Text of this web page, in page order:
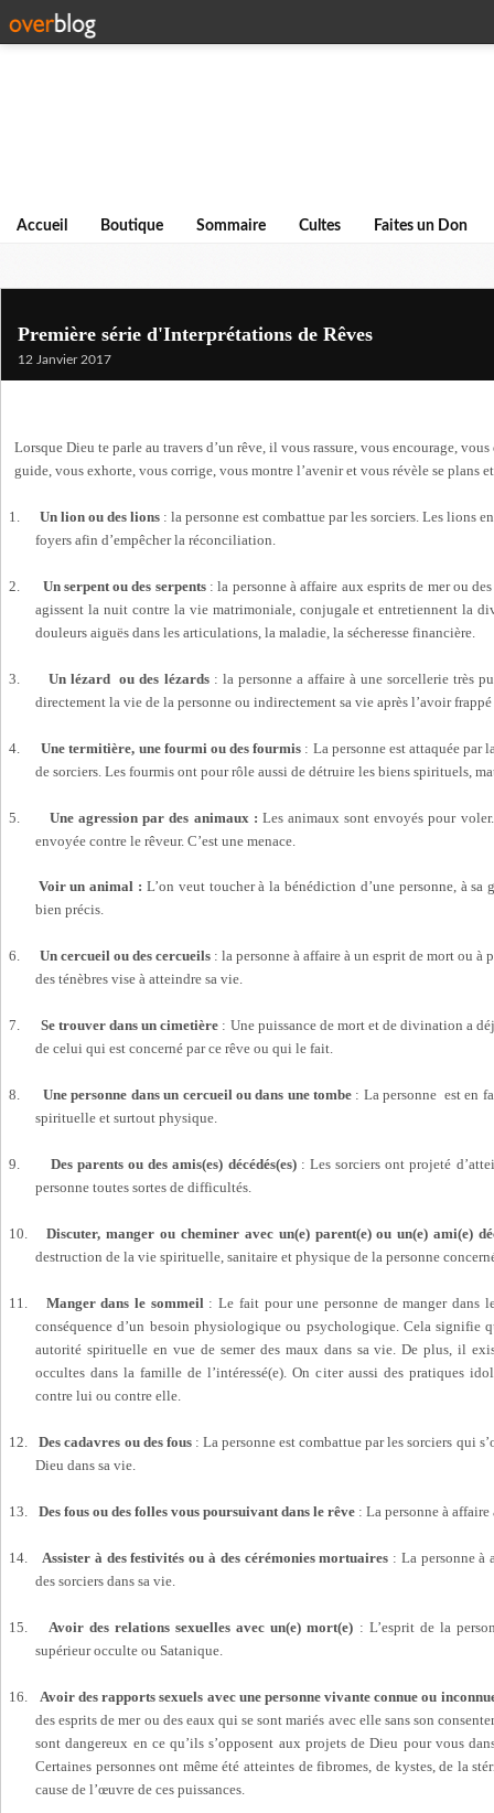
Accueil Boutique Sommaire Cultes Faites un Don
Première série d'Interprétations de Rêves
12 Janvier 2017
Lorsque Dieu te parle au travers d’un rêve, il vous rassure, vous encourage,
guide, vous exhorte, vous corrige, vous montre l’avenir et vous révèle se plans et
1. Un lion ou des lions : la personne est combattue par les sorciers. Les lions
foyers afin d’empêcher la réconciliation.
2. Un serpent ou des serpents: la personne à affaire aux esprits de mer ou
agissent la nuit contre la vie matrimoniale, conjugale et entretiennent la
douleurs aiguës dans les articulations, la maladie, la sécheresse financière.
3. Un lézard ou des lézards: la personne a affaire à une sorcellerie très
directement la vie de la personne ou indirectement sa vie après l’avoir
4. Une termitière, une fourmi ou des fourmis : La personne est attaquée par
de sorciers. Les fourmis ont pour rôle aussi de détruire les biens spirituels,
5. Une agression par des animaux : Les animaux sont envoyés pour
envoyée contre le rêveur. C’est une menace.
Voir un animal : L’on veut toucher à la bénédiction d’une personne, à
bien précis.
6. Un cercueil ou des cercueils : la personne à affaire à un esprit de mort ou à
des ténèbres vise à atteindre sa vie.
7. Se trouver dans un cimetière : Une puissance de mort et de divination a
de celui qui est concerné par ce rêve ou qui le fait.
8. Une personne dans un cercueil ou dans une tombe : La personne est en
spirituelle et surtout physique.
9. Des parents ou des amis(es) décédés(es): Les sorciers ont projeté
personne toutes sortes de difficultés.
10.
Discuter, manger ou cheminer avec un(e) parent(e) ou un(e) ami(e)
destruction de la vie spirituelle, sanitaire et physique de la personne
11. Manger dans le sommeil: Le fait pour une personne de manger dans
conséquence d’un besoin physiologique ou psychologique. Cela signifie
autorité spirituelle en vue de semer des maux dans sa vie. De plus, il
occultes dans la famille de l’intéressé(e). On citer aussi des pratiques
contre lui ou contre elle.
12. Des cadavres ou des fous: La personne est combattue par les sorciers qui
Dieu dans sa vie.
13. Des fous ou des folles vous poursuivant dans le rêve : La personne à affaire
14. Assister à des festivités ou à des cérémonies mortuaires : La personne à
des sorciers dans sa vie.
15. Avoir des relations sexuelles avec un(e) mort(e) : L’esprit de la
supérieur occulte ou Satanique.
16.
Avoir des rapports sexuels avec une personne vivante connue ou
des esprits de mer ou des eaux qui se sont mariés avec elle sans son
sont dangereux en ce qu’ils s’opposent aux projets de Dieu pour vous
Certaines personnes ont même été atteintes de fibromes, de kystes, de la
cause de l’œuvre de ces puissances.